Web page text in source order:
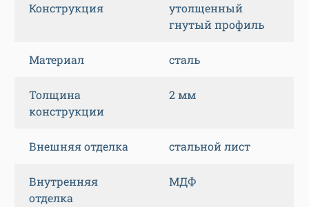
Конструкция
утолщенный
гнутый профиль
Материал сталь
Толщина
конструкции
2 мм
Внешняя отделка стальной лист
Внутренняя
отделка
МДФ